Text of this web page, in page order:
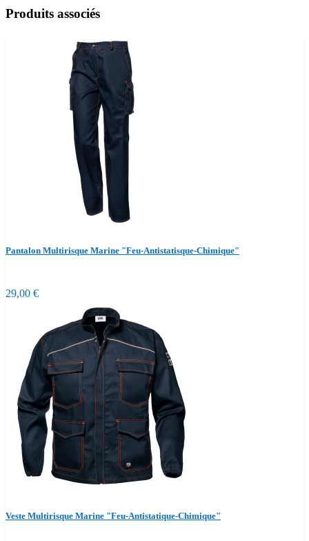
Produits associés
Pantalon Multirisque Marine "Feu-Antistatisque-Chimique"
29,00 €
Veste Multirisque Marine "Feu-Antistatique-Chimique"